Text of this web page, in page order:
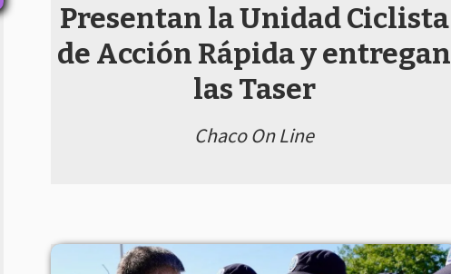
Presentan la Unidad Ciclista
de Acción Rápida y entregan
las Taser
Chaco On Line